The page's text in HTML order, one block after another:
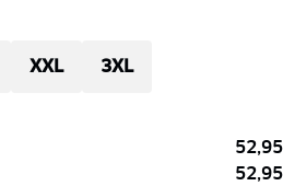
XXL 3XL
52,95
52,95